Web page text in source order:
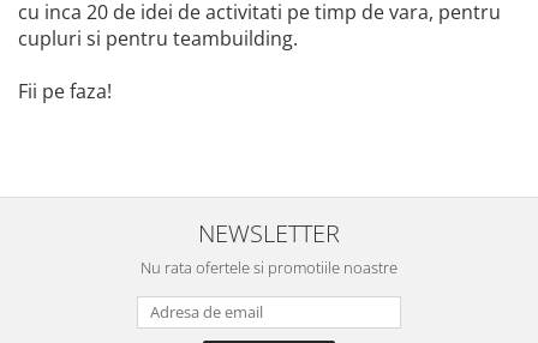
cu inca 20 de idei de activitati pe timp de vara, pentru
cupluri si pentru teambuilding.
Fii pe faza!
NEWSLETTER
Nu rata ofertele si promotiile noastre